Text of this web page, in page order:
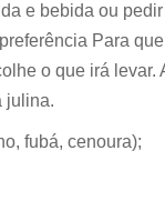
e bebida ou
Para
o que irá
julina.
fubá, cenoura);